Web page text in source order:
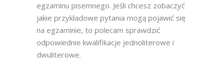
egzaminu pisemnego. Jeśli chcesz zobaczyć
jakie przykładowe pytania mogą pojawić się
na egzaminie, to polecam sprawdzić
odpowiednie kwalifikacje jednoliterowe i
dwuliterowe.